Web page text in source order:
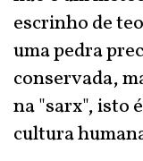
escrinho de
uma pedra
conservada,
na "sarx", isto
cultura